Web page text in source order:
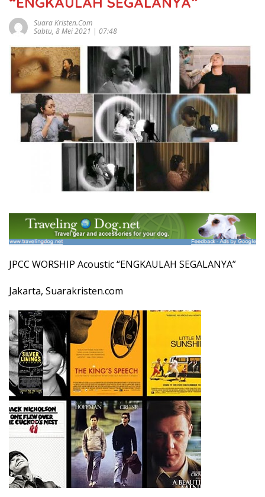
Suara Kristen.com
Sabtu, 8 Mei 2021 | 07:48
JPCC WORSHIP Acoustic “ENGKAULAH SEGALANYA”
Jakarta, Suarakristen.com